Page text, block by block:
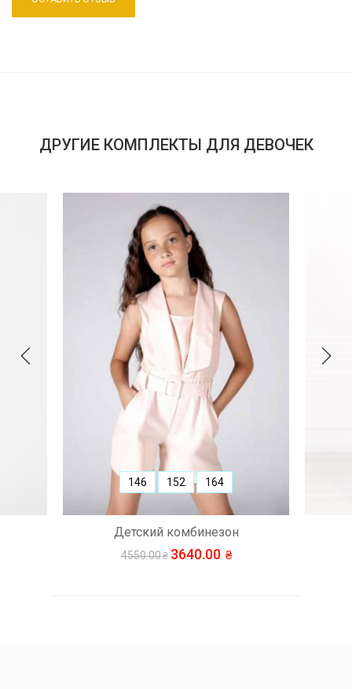
ДРУГИЕ КОМПЛЕКТЫ ДЛЯ ДЕВОЧЕК
Детский комбинезон
4550.00 3640.00
146 152 164